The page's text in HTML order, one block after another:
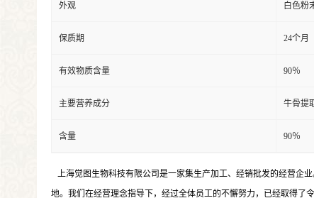
外观 白色粉
保质期 24个月
有效物质含量 90％
主要营养成分 牛骨提
含量 90％
上海觉图生物科技有限公司是一家集生产加工、经销批发的经营企
地。我们在经营理念指导下，经过全体员工的不懈努力，已经取得了